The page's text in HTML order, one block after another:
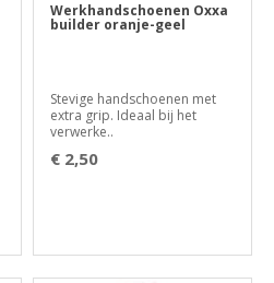
Werkhandschoenen Oxxa
builder oranje-geel
Stevige handschoenen met
extra grip. Ideaal bij het
verwerke..
€ 2,50